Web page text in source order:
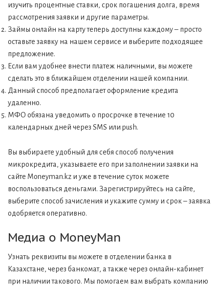
изучить процентные ставки, срок погашения долга, время
рассмотрения заявки и другие параметры.
Займы онлайн на карту теперь доступны каждому – просто
оставьте заявку на нашем сервисе и выберите подходящее
предложение.
Если вам удобнее внести платеж наличными, вы можете
сделать это в ближайшем отделении нашей компании.
Данный способ предполагает оформление кредита
удаленно.
МФО обязана уведомить о просрочке в течение 10
календарных дней через SMS или push.
Вы выбираете удобный для себя способ получения
микрокредита, указываете его при заполнении заявки на
сайте Moneyman.kz и уже в течение суток можете
воспользоваться деньгами. Зарегистрируйтесь на сайте,
выберите способ зачисления и укажите сумму и срок – заявка
одобряется оперативно.
Медиа о MoneyMan
Узнать реквизиты вы можете в отделении банка в
Казахстане, через банкомат, а также через онлайн-кабинет
при наличии такового. Мы помогаем вам выбрать компанию